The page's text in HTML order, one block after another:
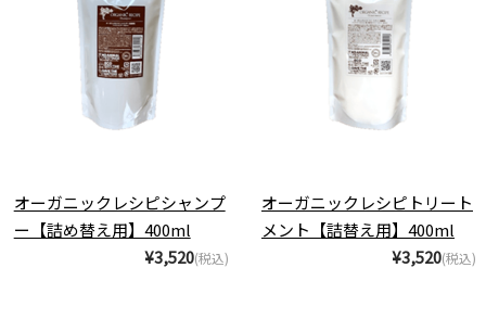
オーガニックレシピシャンプ
ー【詰め替え用】400ml
¥3,520(税込)
オーガニックレシピトリート
メント【詰替え用】400ml
¥3,520(税込)